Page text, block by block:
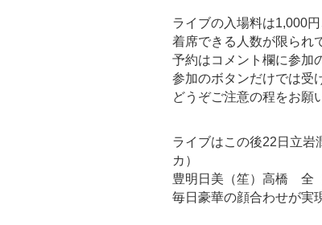
ライブの入場料は1,000
着席できる人数が限られ
予約はコメント欄に参加
参加のボタンだけでは受
どうぞご注意の程をお願
ライブはこの後22日立岩
カ）
豊明日美（笙）高橋 全
毎日豪華の顔合わせが実